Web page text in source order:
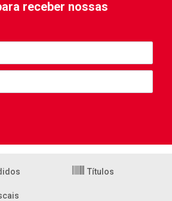
receber nossas
Títulos